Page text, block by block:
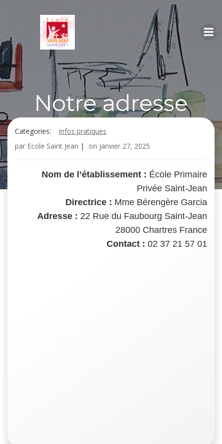
Notre adresse
Categories:
infos pratiques
par Ecole Saint Jean | on janvier 27, 2025
Nom de l’établissement : École Primaire
Privée Saint-Jean
Directrice : Mme Bérengère Garcia
Adresse : 22 Rue du Faubourg Saint-Jean
28000 Chartres France
Contact : 02 37 21 57 01